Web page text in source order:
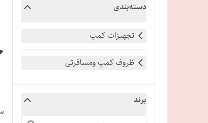
دسته‌بندی
تجهیزات کمپ
ظروف کمپ ومسافرتی
برند